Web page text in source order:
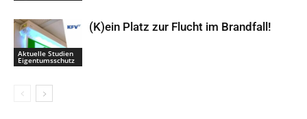
Aktuelle Studien
Eigentumsschutz
(K)ein Platz zur Flucht im Brandfall!